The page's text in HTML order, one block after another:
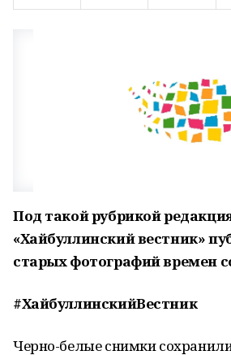
Под такой рубрикой
«Хайбуллинский вестник»
старых фотографий времен
#ХайбуллинскийВестник
Черно-белые снимки